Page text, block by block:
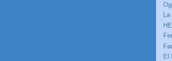
El